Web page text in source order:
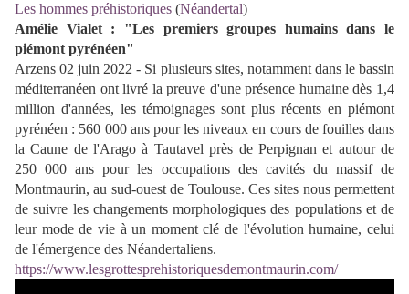
Les hommes préhistoriques (Néandertal)
Amélie Vialet : "Les premiers groupes humains dans le
piémont pyrénéen"
Arzens 02 juin 2022 - Si plusieurs sites, notamment dans le bassin
méditerranéen ont livré la preuve d'une présence humaine dès 1,4
million d'années, les témoignages sont plus récents en piémont
pyrénéen : 560 000 ans pour les niveaux en cours de fouilles dans
la Caune de l'Arago à Tautavel près de Perpignan et autour de
250 000 ans pour les occupations des cavités du massif de
Montmaurin, au sud-ouest de Toulouse. Ces sites nous permettent
de suivre les changements morphologiques des populations et de
leur mode de vie à un moment clé de l'évolution humaine, celui
de l'émergence des Néandertaliens.
https://www.lesgrottesprehistoriquesdemontmaurin.com/